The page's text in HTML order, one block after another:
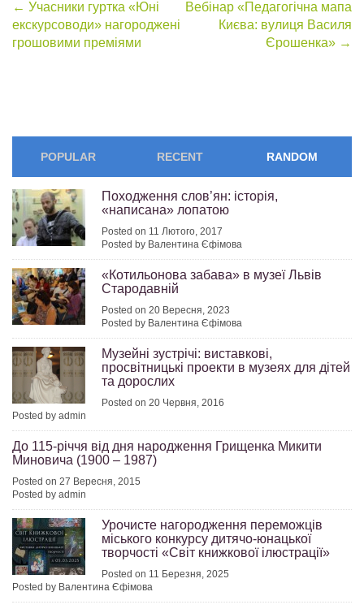
Post
navigation
← Учасники гуртка «Юні
екскурсоводи» нагороджені
грошовими преміями
Вебінар «Педагогічна мапа
Києва: вулиця Василя
Єрошенка» →
POPULAR RECENT RANDOM
Походження слов’ян: історія,
«написана» лопатою
Posted on 11 Лютого, 2017
Posted by Валентина Єфімова
«Котильонова забава» в музеї Львів
Стародавній
Posted on 20 Вересня, 2023
Posted by Валентина Єфімова
Музейні зустрічі: виставкові,
просвітницькі проекти в музеях для дітей
та дорослих
Posted on 20 Червня, 2016
Posted by admin
До 115-річчя від дня народження Грищенка Микити
Миновича (1900 – 1987)
Posted on 27 Вересня, 2015
Posted by admin
Урочисте нагородження переможців
міського конкурсу дитячо-юнацької
творчості «Світ книжкової ілюстрації»
Posted on 11 Березня, 2025
Posted by Валентина Єфімова